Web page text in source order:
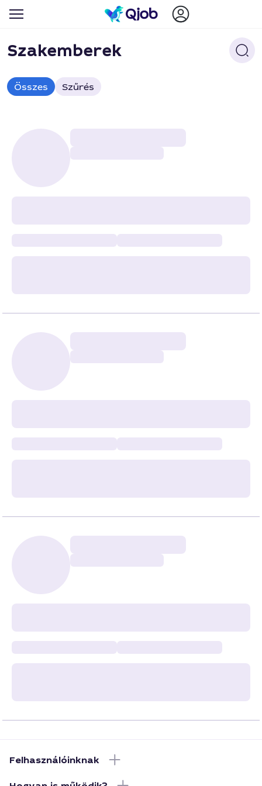
Szakemberek
Összes Szűrés
Felhasználóinknak